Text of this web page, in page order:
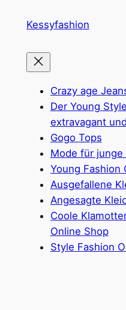
InhaltKessyfashion
Crazy age
Der Young
extravagant
Gogo Tops
Mode für junge
Young Fashion
Ausgefallene
Angesagte
Coole
Online Shop
Style Fashion